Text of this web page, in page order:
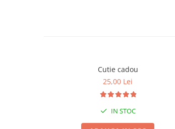
Cutie cadou
25,00 Lei
IN STOC